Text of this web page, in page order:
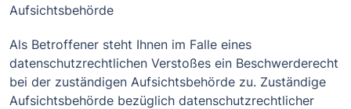
Aufsichtsbehörde
Als Betroffener steht Ihnen im Falle eines
datenschutzrechtlichen Verstoßes ein Beschwerderecht
bei der zuständigen Aufsichtsbehörde zu. Zuständige
Aufsichtsbehörde bezüglich datenschutzrechtlicher